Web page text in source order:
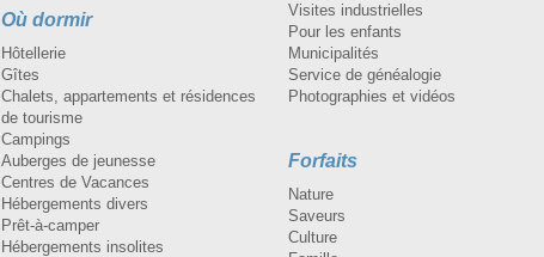
Où dormir
Hôtellerie
Gîtes
Chalets, appartements et résidences
de tourisme
Campings
Auberges de jeunesse
Centres de Vacances
Hébergements divers
Prêt-à-camper
Hébergements insolites
Visites industrielles
Pour les enfants
Municipalités
Service de généalogie
Photographies et vidéos
Forfaits
Nature
Saveurs
Culture